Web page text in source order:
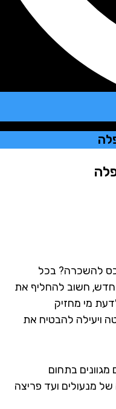
בכל
חשוב להחליף את
מחזיק
להבטיח את
בתחום
ועד פריצה